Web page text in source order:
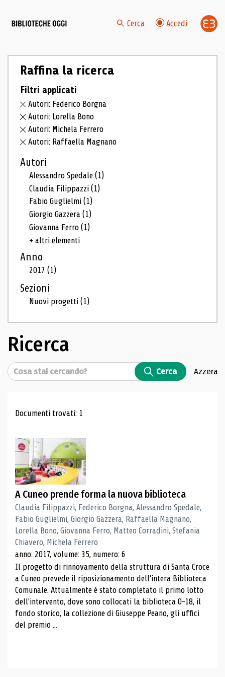
Cerca Accedi
Raffina la ricerca
Filtri applicati
Autori: Federico Borgna
Autori: Lorella Bono
Autori: Michela Ferrero
Autori: Raffaella Magnano
Autori
Alessandro Spedale(1)
Claudia Filippazzi(1)
Fabio Guglielmi(1)
Giorgio Gazzera(1)
Giovanna Ferro(1)
+ altri elementi
Anno
2017(1)
Sezioni
Nuovi progetti(1)
Ricerca
Cerca Cerca Azzera
Risultati di ricerca
Documenti trovati: 1
A Cuneo prende forma la nuova biblioteca
Claudia Filippazzi, Federico Borgna, Alessandro Spedale,
Fabio Guglielmi, Giorgio Gazzera, Raffaella Magnano,
Lorella Bono, Giovanna Ferro, Matteo Corradini, Stefania
Chiavero, Michela Ferrero
anno: 2017, volume: 35, numero: 6
Il progetto di rinnovamento della struttura di Santa Croce
a Cuneo prevede il riposizionamento dell'intera Biblioteca
Comunale. Attualmente è stato completato il primo lotto
dell'intervento, dove sono collocati la biblioteca 0-18, il
fondo storico, la collezione di Giuseppe Peano, gli uffici
del premio ...